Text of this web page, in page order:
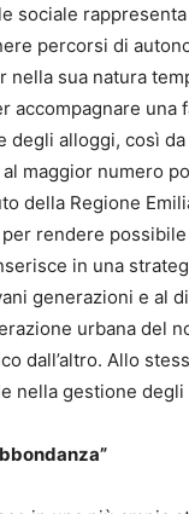
sociale
percorsi di
nella sua natura
accompagnare una
degli alloggi, così
maggior numero
della Regione
rendere
in una
generazioni e al
urbana del
dall’altro. Allo
nella gestione degli